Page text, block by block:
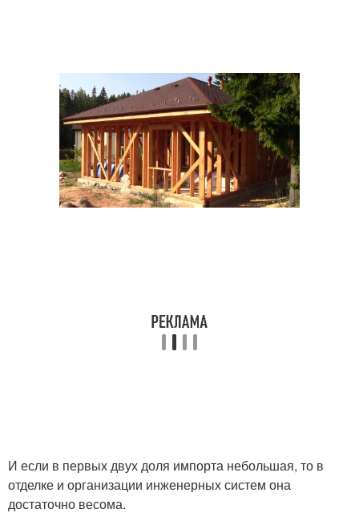
И если в первых двух доля импорта небольшая, то в
отделке и организации инженерных систем она
достаточно весома.